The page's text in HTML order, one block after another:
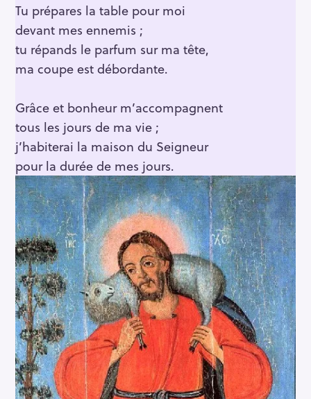
Tu prépares la table pour moi
devant mes ennemis ;
tu répands le parfum sur ma tête,
ma coupe est débordante.
Grâce et bonheur m’accompagnent
tous les jours de ma vie ;
j’habiterai la maison du Seigneur
pour la durée de mes jours.